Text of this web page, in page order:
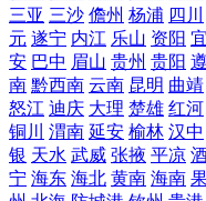
三亚 三沙 儋州 杨浦 四川
元 遂宁 内江 乐山 资阳
安 巴中 眉山 贵州 贵阳
南 黔西南 云南 昆明 曲靖
怒江 迪庆 大理 楚雄 红河
铜川
渭南 延安 榆林 汉中
银 天水 武威 张掖 平凉
宁 海东 海北 黄南 海南